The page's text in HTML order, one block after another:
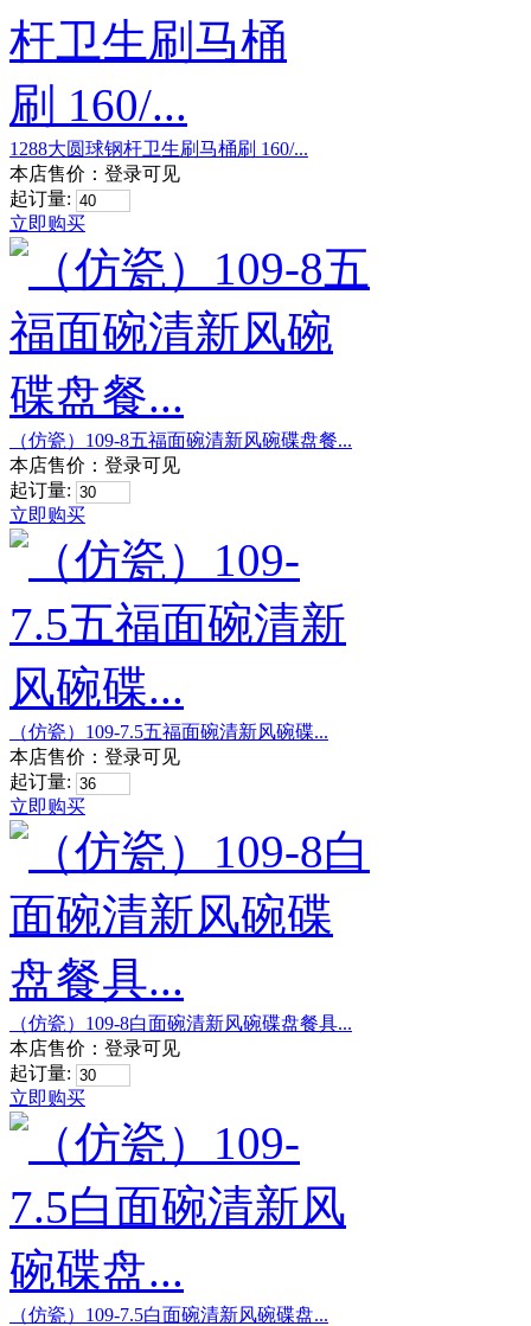
1288大圆球钢杆卫生刷马桶刷 160/...
本店售价： 登录可见
起订量:
立即购买
（仿瓷）109-8五福面碗清新风碗碟盘餐...
本店售价： 登录可见
起订量:
立即购买
（仿瓷）109-7.5五福面碗清新风碗碟...
本店售价： 登录可见
起订量:
立即购买
（仿瓷）109-8白面碗清新风碗碟盘餐具...
本店售价： 登录可见
起订量:
立即购买
（仿瓷）109-7.5白面碗清新风碗碟盘...